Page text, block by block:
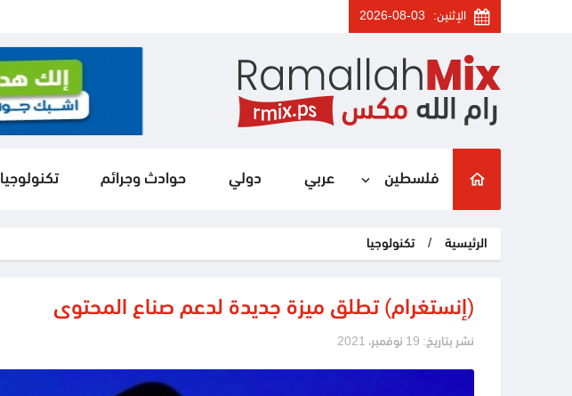
الإثنين: 2026-08-03
فلسطين عربي دولي حوادث وجرائم تكنولوجيا
الرئيسية / تكنولوجيا
(إنستغرام) تطلق ميزة جديدة لدعم صناع المحتوى
نشر بتاريخ: 19 نوفمبر، 2021